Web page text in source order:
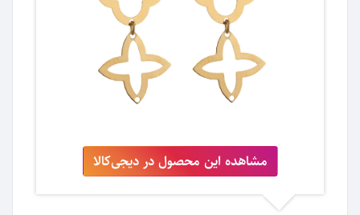
مشاهده این محصول در دیجی‌کالا